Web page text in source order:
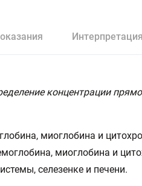
Интерпретация
концентрации
миоглобина и
миоглобина и
селезенке и печени.